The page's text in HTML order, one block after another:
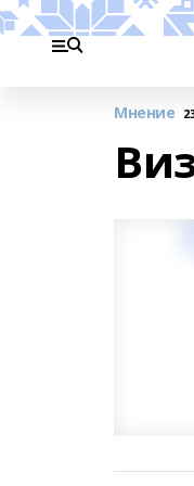
Мнение